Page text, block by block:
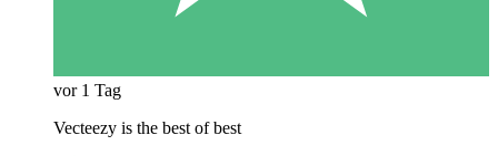
vor 1 Tag
Vecteezy is the best of best